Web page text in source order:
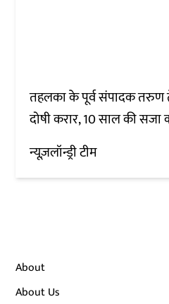
तहलका के पूर्व संपादक तरुण
दोषी करार, 10 साल की सजा
न्यूज़लॉन्ड्री टीम
About
About Us